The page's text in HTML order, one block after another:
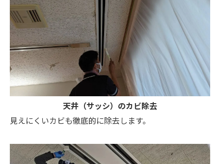
天井（サッシ）のカビ除去
見えにくいカビも徹底的に除去します。